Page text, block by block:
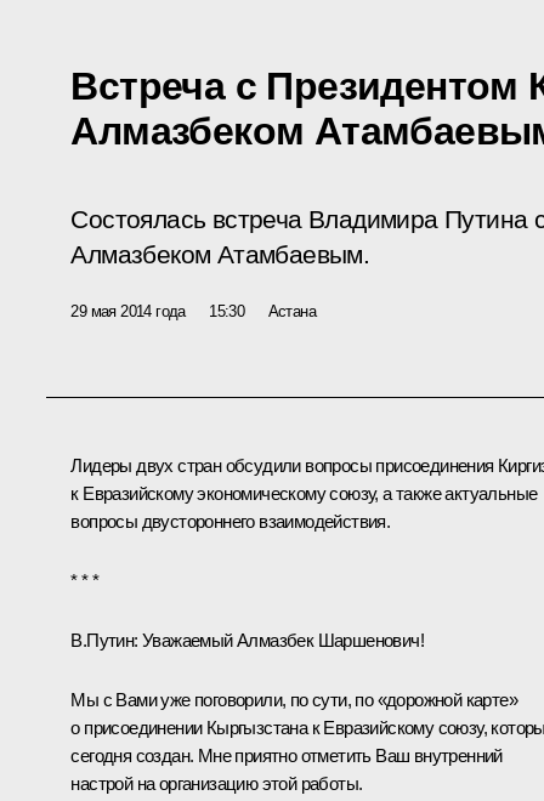
Встреча с Президентом
Алмазбеком
Состоялась встреча Владимира Путина
Алмазбеком Атамбаевым.
29 мая 2014 года 15:30 Астана
Лидеры двух стран обсудили вопросы присоединения
к Евразийскому экономическому союзу, а также актуальные
вопросы двустороннего взаимодействия.
* * *
В.Путин: Уважаемый Алмазбек Шаршенович!
Мы с Вами уже поговорили, по сути, по «дорожной карте»
о присоединении Кыргызстана к Евразийскому союзу,
сегодня создан. Мне приятно отметить Ваш внутренний
настрой на организацию этой работы.